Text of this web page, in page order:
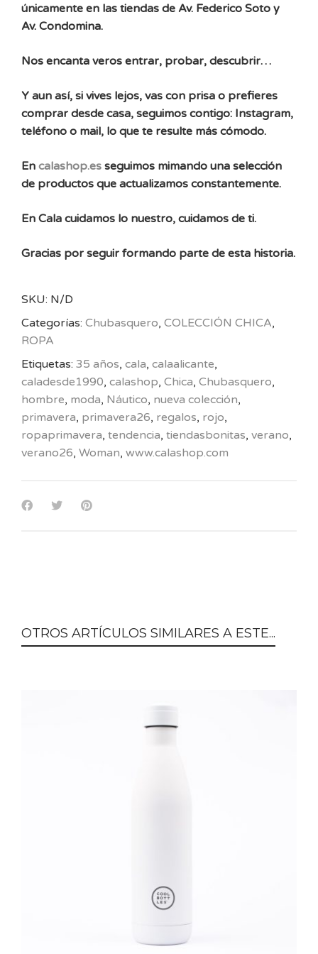
únicamente en las tiendas de Av. Federico Soto y
Av. Condomina.
Nos encanta veros entrar, probar, descubrir…
Y aun así, si vives lejos, vas con prisa o prefieres
comprar desde casa, seguimos contigo: Instagram,
teléfono o mail, lo que te resulte más cómodo.
En calashop.es seguimos mimando una selección
de productos que actualizamos constantemente.
En Cala cuidamos lo nuestro, cuidamos de ti.
Gracias por seguir formando parte de esta historia.
SKU: N/D
Categorías: Chubasquero, COLECCIÓN CHICA,
ROPA
Etiquetas: 35 años, cala, calaalicante,
caladesde1990, calashop, Chica, Chubasquero,
hombre, moda, Náutico, nueva colección,
primavera, primavera26, regalos, rojo,
ropaprimavera, tendencia, tiendasbonitas, verano,
verano26, Woman, www.calashop.com
OTROS ARTÍCULOS SIMILARES A ESTE...